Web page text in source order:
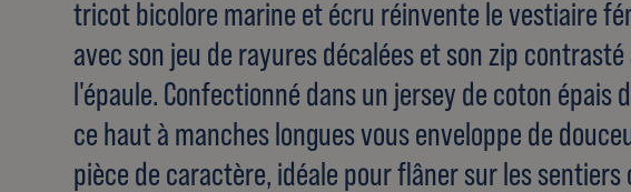
tricot bicolore marine et écru réinvente le vestiaire
avec son jeu de rayures décalées et son zip contrasté
l'épaule. Confectionné dans un jersey de coton épais
ce haut à manches longues vous enveloppe de
pièce de caractère, idéale pour flâner sur les sentiers